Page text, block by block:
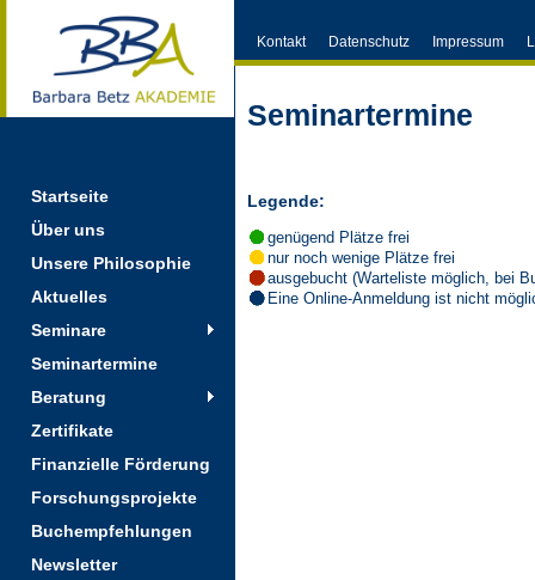
Startseite
Über uns
Unsere Philosophie
Aktuelles
Seminare
Seminartermine
Beratung
Zertifikate
Finanzielle Förderung
Forschungsprojekte
Buchempfehlungen
Newsletter
Kontakt Datenschutz Impressum
Seminartermine
Legende:
genügend Plätze frei
nur noch wenige Plätze frei
ausgebucht (Warteliste möglich, bei
Eine Online-Anmeldung ist nicht